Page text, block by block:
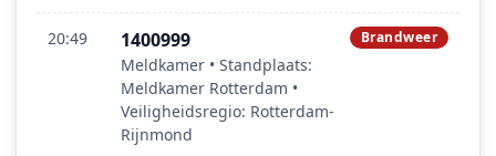
20:49 1400999
Meldkamer • Standplaats:
Meldkamer Rotterdam •
Veiligheidsregio: Rotterdam-
Rijnmond
Brandweer